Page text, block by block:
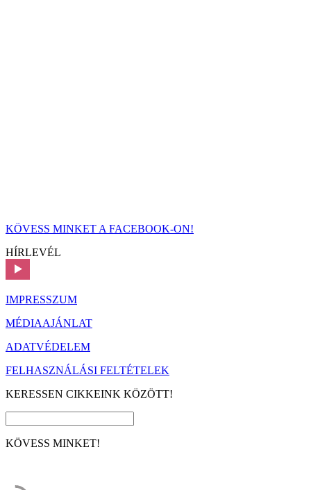
KÖVESS MINKET A FACEBOOK-ON!
HÍRLEVÉL
IMPRESSZUM
MÉDIAAJÁNLAT
ADATVÉDELEM
FELHASZNÁLÁSI FELTÉTELEK
KERESSEN CIKKEINK KÖZÖTT!
KÖVESS MINKET!